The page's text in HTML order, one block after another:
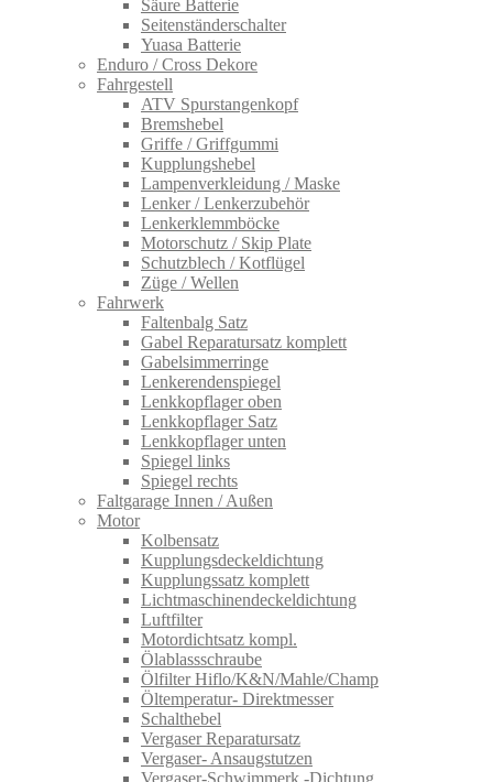
Säure Batterie
Seitenständerschalter
Yuasa Batterie
Enduro / Cross Dekore
Fahrgestell
ATV Spurstangenkopf
Bremshebel
Griffe / Griffgummi
Kupplungshebel
Lampenverkleidung / Maske
Lenker / Lenkerzubehör
Lenkerklemmböcke
Motorschutz / Skip Plate
Schutzblech / Kotflügel
Züge / Wellen
Fahrwerk
Faltenbalg Satz
Gabel Reparatursatz komplett
Gabelsimmerringe
Lenkerendenspiegel
Lenkkopflager oben
Lenkkopflager Satz
Lenkkopflager unten
Spiegel links
Spiegel rechts
Faltgarage Innen / Außen
Motor
Kolbensatz
Kupplungsdeckeldichtung
Kupplungssatz komplett
Lichtmaschinendeckeldichtung
Luftfilter
Motordichtsatz kompl.
Ölablassschraube
Ölfilter Hiflo/K&N/Mahle/Champ
Öltemperatur- Direktmesser
Schalthebel
Vergaser Reparatursatz
Vergaser- Ansaugstutzen